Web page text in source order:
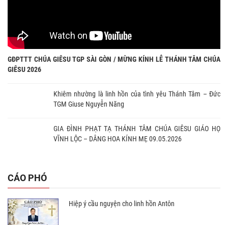
GĐPTTT CHÚA GIÊSU TGP SÀI GÒN / MỪNG KÍNH LỄ THÁNH TÂM CHÚA
GIÊSU 2026
Khiêm nhường là linh hồn của tình yêu Thánh Tâm – Đức
TGM Giuse Nguyễn Năng
GIA ĐÌNH PHẠT TẠ THÁNH TÂM CHÚA GIÊSU GIÁO HỌ
VĨNH LỘC – DÂNG HOA KÍNH MẸ 09.05.2026
CÁO PHÓ
Hiệp ý cầu nguyện cho linh hồn Antôn